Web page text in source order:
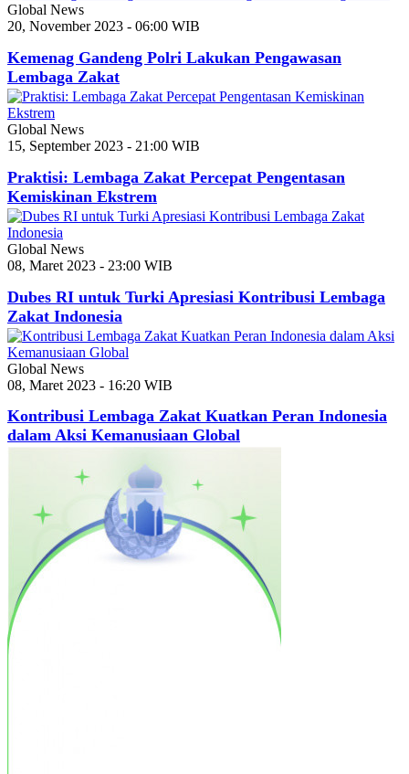
Global News
20, November 2023 - 06:00 WIB
Kemenag Gandeng Polri Lakukan Pengawasan
Lembaga Zakat
Global News
15, September 2023 - 21:00 WIB
Praktisi: Lembaga Zakat Percepat Pengentasan
Kemiskinan Ekstrem
Global News
08, Maret 2023 - 23:00 WIB
Dubes RI untuk Turki Apresiasi Kontribusi Lembaga
Zakat Indonesia
Global News
08, Maret 2023 - 16:20 WIB
Kontribusi Lembaga Zakat Kuatkan Peran Indonesia
dalam Aksi Kemanusiaan Global